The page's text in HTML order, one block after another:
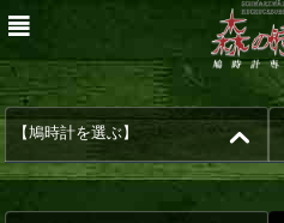
【鳩時計を選ぶ】